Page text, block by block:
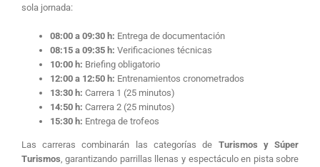
sola jornada:
08:00 a 09:30 h: Entrega de documentación
08:15 a 09:35 h: Verificaciones técnicas
10:00 h: Briefing obligatorio
12:00 a 12:50 h: Entrenamientos cronometrados
13:30 h: Carrera 1 (25 minutos)
14:50 h: Carrera 2 (25 minutos)
15:30 h: Entrega de trofeos
Las carreras combinarán las categorías de Turismos y Súper
Turismos, garantizando parrillas llenas y espectáculo en pista sobre